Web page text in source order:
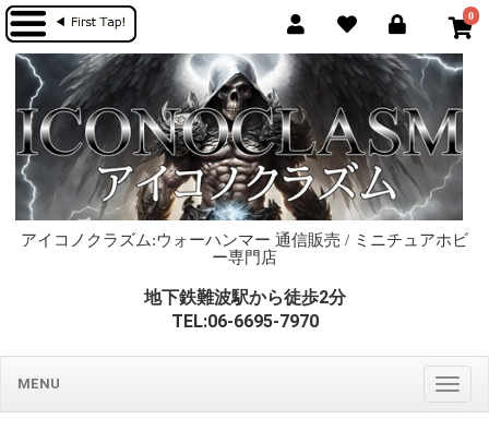
0
アイコノクラズム:ウォーハンマー 通信販売 / ミニチュアホビ
ー専門店
地下鉄難波駅から徒歩2分
TEL:06-6695-7970
MENU